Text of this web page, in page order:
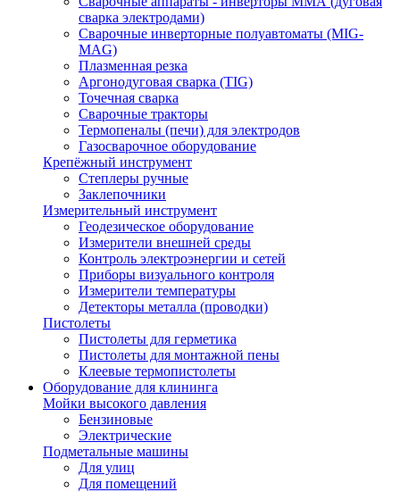
сварка электродами)
Сварочные инверторные полуавтоматы (MIG-
MAG)
Плазменная резка
Аргонодуговая сварка (TIG)
Точечная сварка
Сварочные тракторы
Термопеналы (печи) для электродов
Газосварочное оборудование
Крепёжный инструмент
Степлеры ручные
Заклепочники
Измерительный инструмент
Геодезическое оборудование
Измерители внешней среды
Контроль электроэнергии и сетей
Приборы визуального контроля
Измерители температуры
Детекторы металла (проводки)
Пистолеты
Пистолеты для герметика
Пистолеты для монтажной пены
Клеевые термопистолеты
Оборудование для клининга
Мойки высокого давления
Бензиновые
Электрические
Подметальные машины
Для улиц
Для помещений